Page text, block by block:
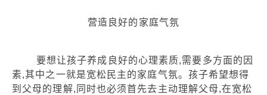
营造良好的家庭气氛
要想让孩子养成良好的心理素质,需要多方面的因
素,其中之一就是宽松民主的家庭气氛。孩子希望想得
到父母的理解,同时也必须首先去主动理解父母,在宽松